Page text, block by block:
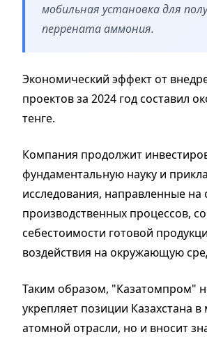
мобильная установка для
перрената аммония.
Экономический эффект от
проектов за 2024 год составил
тенге.
Компания продолжит
фундаментальную науку и
исследования, направленные
производственных процессов,
себестоимости готовой
воздействия на окружающую
Таким образом, "Казатомпром"
укрепляет позиции Казахстана
атомной отрасли, но и вносит